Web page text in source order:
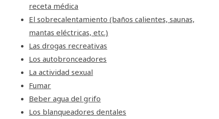
receta médica
El sobrecalentamiento (baños calientes, saunas,
mantas eléctricas, etc.)
Las drogas recreativas
Los autobronceadores
La actividad sexual
Fumar
Beber agua del grifo
Los blanqueadores dentales